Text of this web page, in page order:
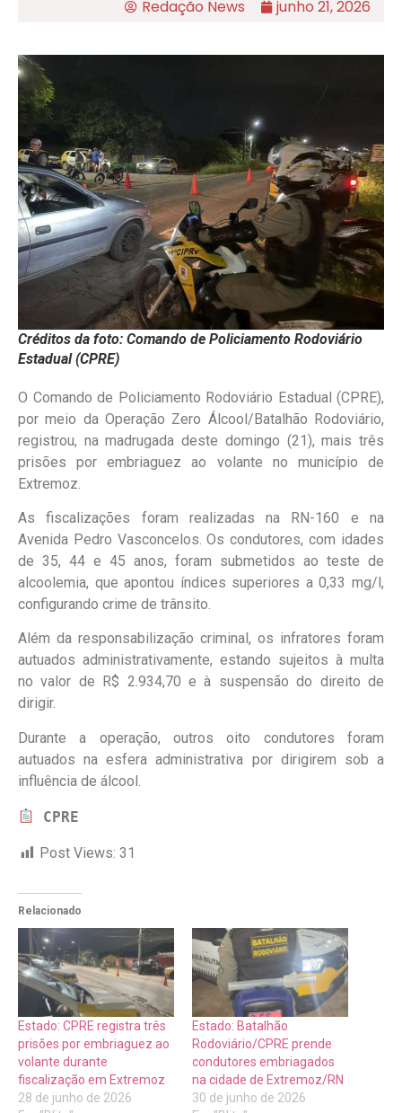
Redação News junho 21, 2026
Créditos da foto: Comando de Policiamento Rodoviário
Estadual (CPRE)
O Comando de Policiamento Rodoviário Estadual (CPRE),
por meio da Operação Zero Álcool/Batalhão Rodoviário,
registrou, na madrugada deste domingo (21), mais três
prisões por embriaguez ao volante no município de
Extremoz.
As fiscalizações foram realizadas na RN-160 e na
Avenida Pedro Vasconcelos. Os condutores, com idades
de 35, 44 e 45 anos, foram submetidos ao teste de
alcoolemia, que apontou índices superiores a 0,33 mg/l,
configurando crime de trânsito.
Além da responsabilização criminal, os infratores foram
autuados administrativamente, estando sujeitos à multa
no valor de R$ 2.934,70 e à suspensão do direito de
dirigir.
Durante a operação, outros oito condutores foram
autuados na esfera administrativa por dirigirem sob a
influência de álcool.
CPRE
Post Views: 31
Relacionado
Estado: CPRE registra três
prisões por embriaguez ao
volante durante
fiscalização em Extremoz
28 de junho de 2026
Estado: Batalhão
Rodoviário/CPRE prende
condutores embriagados
na cidade de Extremoz/RN
30 de junho de 2026